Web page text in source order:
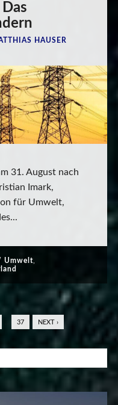
HAUSER
31. August nach
Imark,
für Umwelt,
Umwelt,
… 37 NEXT ›